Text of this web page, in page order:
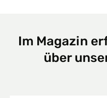
Im Magazin
über